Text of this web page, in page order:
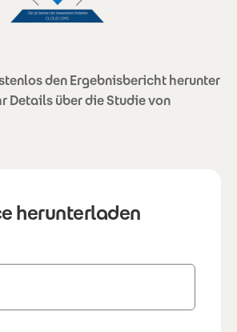
den Ergebnisbericht herunter
Details über die Studie von
herunterladen